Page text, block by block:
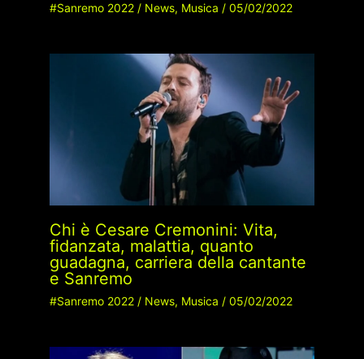
#Sanremo 2022/ News, Musica / 05/02/2022
Chi è Cesare Cremonini: Vita,
fidanzata, malattia, quanto
guadagna, carriera della cantante
e Sanremo
#Sanremo 2022/ News, Musica / 05/02/2022